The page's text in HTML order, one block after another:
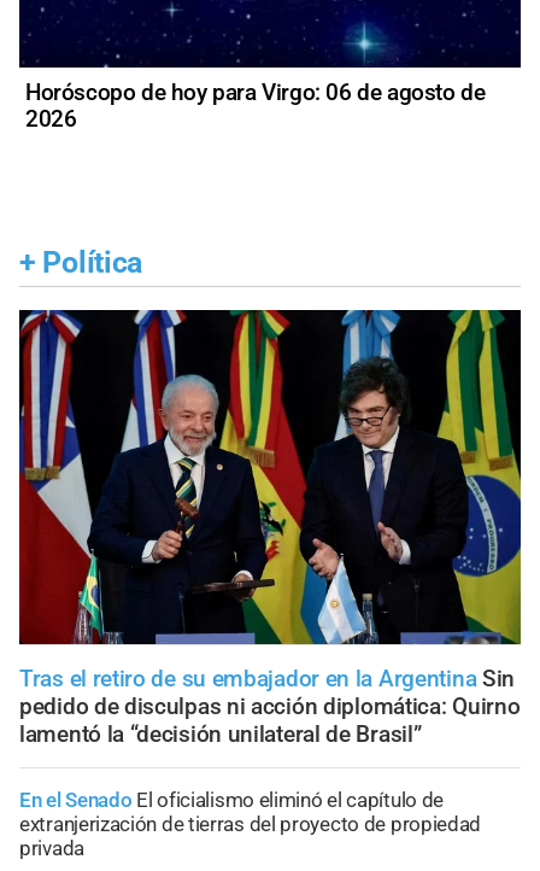
Horóscopo de hoy para Virgo: 06 de agosto de
2026
+ Política
Tras el retiro de su embajador en la Argentina Sin
pedido de disculpas ni acción diplomática: Quirno
lamentó la “decisión unilateral de Brasil”
En el Senado El oficialismo eliminó el capítulo de
extranjerización de tierras del proyecto de propiedad
privada